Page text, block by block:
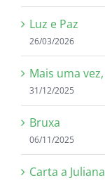
Luz e Paz
26/03/2026
Mais uma
31/12/2025
Bruxa
06/11/2025
Carta a
26/06/2025